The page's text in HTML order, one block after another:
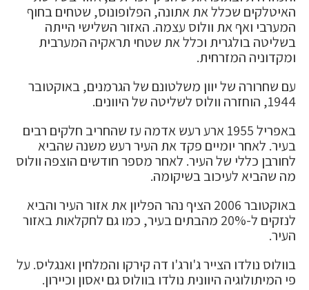
האיטלקים שכלל את אתונה, הפלופונוס, שטחים בחוף
המערבי ואף את וולוס עצמה. האזור השלישי הייתה
בשליטה בולגרית וכלל את שטחי תראקיה המערבית
ומקדוניה המזרחית.
עם שחרורה של יוון משלטונם של הגרמנים, באוקטובר
1944, הוחזרה וולוס לשליטה של היוונים.
באפריל 1955 ארע רעש אדמה עז שהחריב חלקים רבים
בעיר. לאחר יומיים פקד את העיר רעש משנה שהביא
לחורבן כללי של העיר. לאחר מספר חודשים הוצפה וולוס
מה שהביא לעיכוב בשיקומה.
באוקטובר 2006 הציף נהר הפליון את אזור העיר והביא
לנזקים ל-20% מהבתים בעיר, כמו גם לחקלאות באזור
העיר.
בוולוס נולדו הצייר ג'ורג'ו דה קירקו והמלחין ואנגליס. על
פי המיתולוגיה היוונית נולדו בוולוס גם יאסון וכיירון.